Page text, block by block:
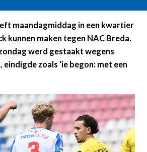
maandagmiddag in een kwartier
kunnen maken tegen NAC Breda.
werd gestaakt wegens
zoals ‘ie begon: met een